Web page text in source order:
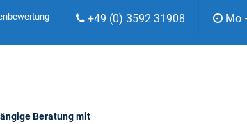
+49 (0) 3592 31908 Mo
Beratung mit